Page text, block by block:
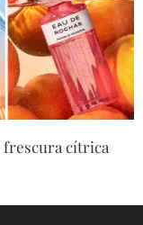
frescura cítrica